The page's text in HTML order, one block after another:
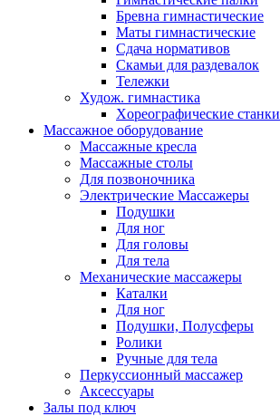
Бревна гимнастические
Маты гимнастические
Сдача нормативов
Скамьи для раздевалок
Тележки
Худож. гимнастика
Xореографические станки
Массажное оборудование
Массажные кресла
Массажные столы
Для позвоночника
Электрические Массажеры
Подушки
Для ног
Для головы
Для тела
Механические массажеры
Каталки
Для ног
Подушки, Полусферы
Ролики
Ручные для тела
Перкуссионный массажер
Аксессуары
Залы под ключ